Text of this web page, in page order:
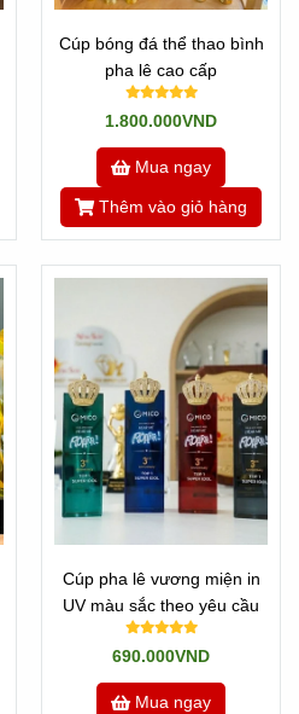
Cúp bóng đá thể thao bình
pha lê cao cấp
1.800.000VND
Mua ngay
Thêm vào giỏ hàng
Cúp pha lê vương miện in
UV màu sắc theo yêu cầu
690.000VND
Mua ngay